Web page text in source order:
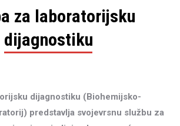
za laboratorijsku
dijagnostiku
dijagnostiku (Biohemijsko-
predstavlja svojevrsnu službu za